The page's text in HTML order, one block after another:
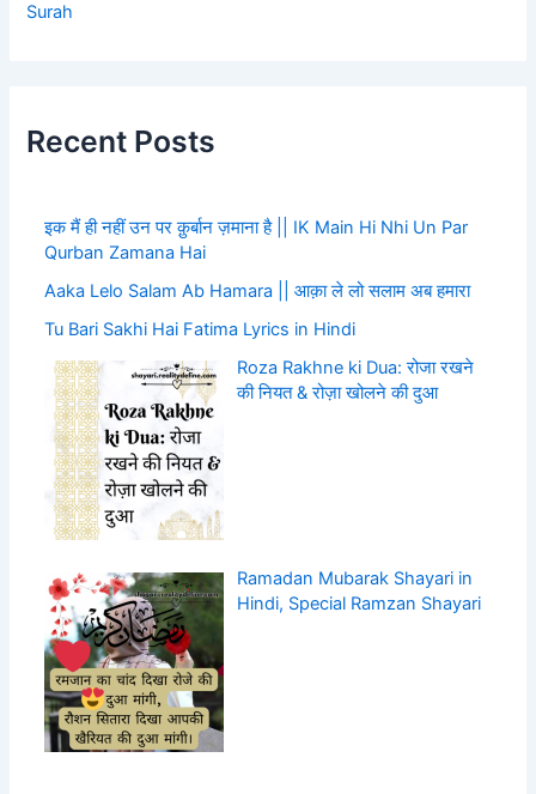
Surah
Recent Posts
इक मैं ही नहीं उन पर क़ुर्बान ज़माना है || IK Main Hi Nhi Un Par
Qurban Zamana Hai
Aaka Lelo Salam Ab Hamara || आक़ा ले लो सलाम अब हमारा
Tu Bari Sakhi Hai Fatima Lyrics in Hindi
Roza Rakhne ki Dua: रोजा रखने
की नियत & रोज़ा खोलने की दुआ
Ramadan Mubarak Shayari in
Hindi, Special Ramzan Shayari